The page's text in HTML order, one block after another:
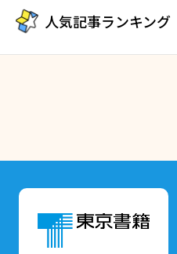
人気記事ランキング